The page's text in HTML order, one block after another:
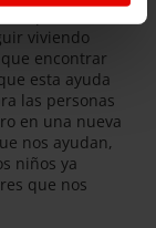
viviendo
encontrar
esta ayuda
las personas
en una nueva
nos ayudan,
niños ya
que nos